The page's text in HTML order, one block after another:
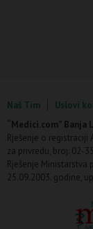
Naš Tim Uslovi
“Medici.com” Banja
Rješenje o
za privredu, broj: 02-
Rješenje Ministarstva
25.09.2003. godine,